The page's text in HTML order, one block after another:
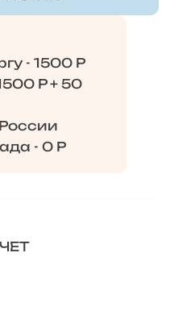
- 1500 Р
Р + 50
- 0 Р